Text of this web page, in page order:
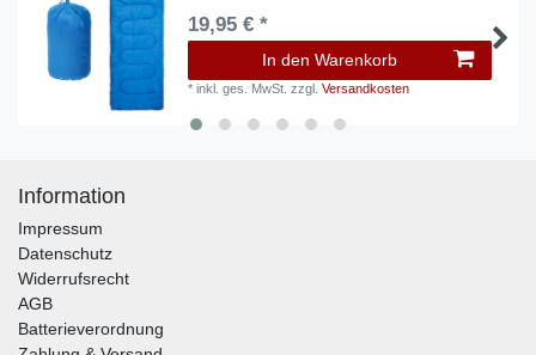
19,95 € *
In den Warenkorb
*inkl. ges. MwSt. zzgl.Versandkosten
Information
Impressum
Datenschutz
Widerrufsrecht
AGB
Batterieverordnung